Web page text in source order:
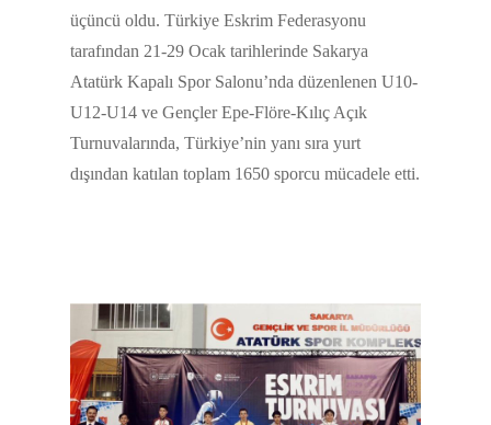
üçüncü oldu. Türkiye Eskrim Federasyonu
tarafından 21-29 Ocak tarihlerinde Sakarya
Atatürk Kapalı Spor Salonu’nda düzenlenen U10-
U12-U14 ve Gençler Epe-Flöre-Kılıç Açık
Turnuvalarında, Türkiye’nin yanı sıra yurt
dışından katılan toplam 1650 sporcu mücadele etti.